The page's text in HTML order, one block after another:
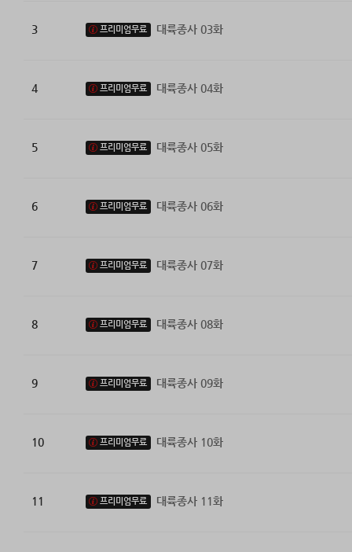
3 프리미엄무료 대륙종사 03화
4 프리미엄무료 대륙종사 04화
5 프리미엄무료 대륙종사 05화
6 프리미엄무료 대륙종사 06화
7 프리미엄무료 대륙종사 07화
8 프리미엄무료 대륙종사 08화
9 프리미엄무료 대륙종사 09화
10 프리미엄무료 대륙종사 10화
11 프리미엄무료 대륙종사 11화